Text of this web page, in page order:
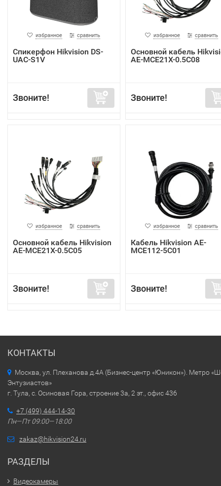
избранное сравнить
Спикерфон Hikvision DS-
UAC-S1V
Звоните!
избранное сравнить
Основной кабель
AE-MCE21X-0.5C08
Звоните!
избранное сравнить
Основной кабель Hikvision
AE-MCE21X-0.5C05
Звоните!
избранное сравнить
Кабель Hikvision AE-
MCE112-5C01
Звоните!
КОНТАКТЫ
Москва, ул. Плеханова д.4А (Бизнес-центр «Юникон»). Метро
Энтузиастов»
г. Тула, с. Осиновая Гора, строение 3а, 2 эт., офис 436
+7 (499) 444-14-30
Пн—Пт 09:00—18:00
zakaz@hikvision24.ru
РАЗДЕЛЫ
Видеокамеры